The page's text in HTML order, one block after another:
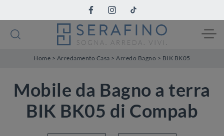
Home > Arredamento Casa >Arredo Bagno > BIK BK05
Mobile da Bagno a terra
BIK BK05 di Compab